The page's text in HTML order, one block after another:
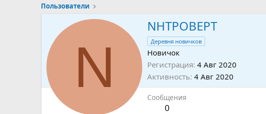
Пользователи
N
NHTPOBEPT
Деревня новичков
Новичок
Регистрация 4 Авг 2020
Активность 4 Авг 2020
Сообщения
0